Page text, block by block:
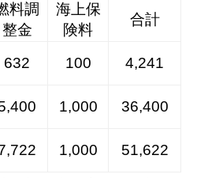
料調
整金
海上保
険料
合計
632 100
4,241
1,000
36,400
1,000 51,622